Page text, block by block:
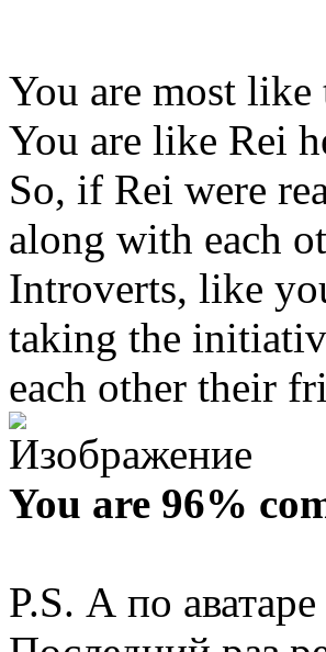
You are most like
You are like Rei
So, if Rei were
along with each
Introverts, like
taking the
each other their
You are 96%
P.S. А по